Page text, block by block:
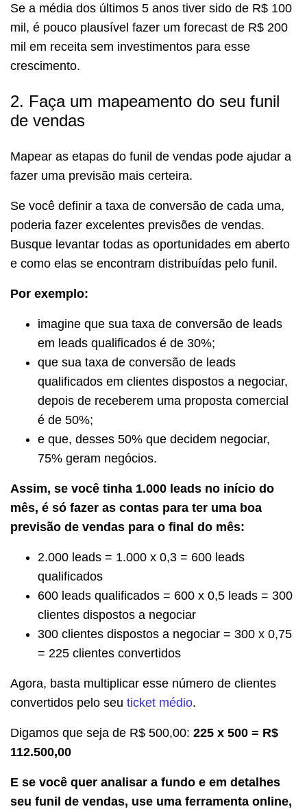
Se a média dos últimos 5 anos tiver sido de R$ 100
mil, é pouco plausível fazer um forecast de R$ 200
mil em receita sem investimentos para esse
crescimento.
2. Faça um mapeamento do seu funil
de vendas
Mapear as etapas do funil de vendas pode ajudar a
fazer uma previsão mais certeira.
Se você definir a taxa de conversão de cada uma,
poderia fazer excelentes previsões de vendas.
Busque levantar todas as oportunidades em aberto
e como elas se encontram distribuídas pelo funil.
Por exemplo:
imagine que sua taxa de conversão de leads
em leads qualificados é de 30%;
que sua taxa de conversão de leads
qualificados em clientes dispostos a negociar,
depois de receberem uma proposta comercial
é de 50%;
e que, desses 50% que decidem negociar,
75% geram negócios.
Assim, se você tinha 1.000 leads no início do
mês, é só fazer as contas para ter uma boa
previsão de vendas para o final do mês:
2.000 leads = 1.000 x 0,3 = 600 leads
qualificados
600 leads qualificados = 600 x 0,5 leads = 300
clientes dispostos a negociar
300 clientes dispostos a negociar = 300 x 0,75
= 225 clientes convertidos
Agora, basta multiplicar esse número de clientes
convertidos pelo seu ticket médio.
Digamos que seja de R$ 500,00: 225 x 500 = R$
112.500,00
E se você quer analisar a fundo e em detalhes
seu funil de vendas, use uma ferramenta online,